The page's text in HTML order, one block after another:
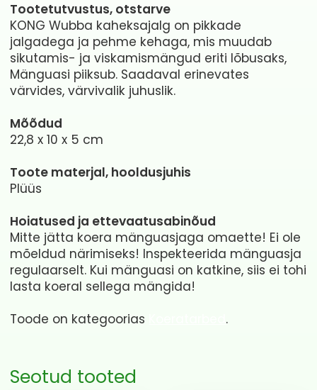
koera
mänguasi
S,
valik.
kogus
Tootetutvustus, otstarve
KONG Wubba kaheksajalg on pikkade
jalgadega ja pehme kehaga, mis muudab
sikutamis- ja viskamismängud eriti lõbusaks,
Mänguasi piiksub. Saadaval erinevates
värvides, värvivalik juhuslik.
Mõõdud
22,8 x 10 x 5 cm
Toote materjal, hooldusjuhis
Plüüs
Hoiatused ja ettevaatusabinõud
Mitte jätta koera mänguasjaga omaette! Ei ole
mõeldud närimiseks! Inspekteerida mänguasja
regulaarselt. Kui mänguasi on katkine, siis ei tohi
lasta koeral sellega mängida!
Toode on kategoorias
.
Seotud tooted